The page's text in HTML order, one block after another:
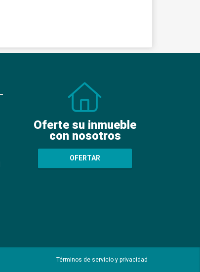
Oferte su inmueble
con nosotros
OFERTAR
Términos de servicio y privacidad